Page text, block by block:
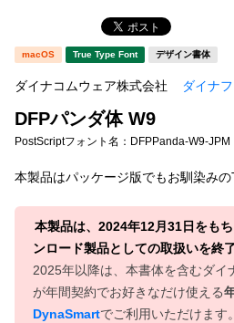
新着一覧
マイページ
ご利用ガイド
タイプフェイス
明朝体
宋朝体
教科書体
草書体
江戸文字
すべてを表
macOS True Type Font デザイン書体
ダイナコムウェア株式会社 ダイナ
DFPパンダ体 W9
PostScriptフォント名： DFPPanda-W9-JPM
本製品はパッケージ版でもお馴染みの
本製品は、2024年12月31日をも
ンロード製品としての取扱いを終
2025年以降は、本書体を含むダイ
が年間契約でお好きなだけ使える
DynaSmartでご利用いただけます。